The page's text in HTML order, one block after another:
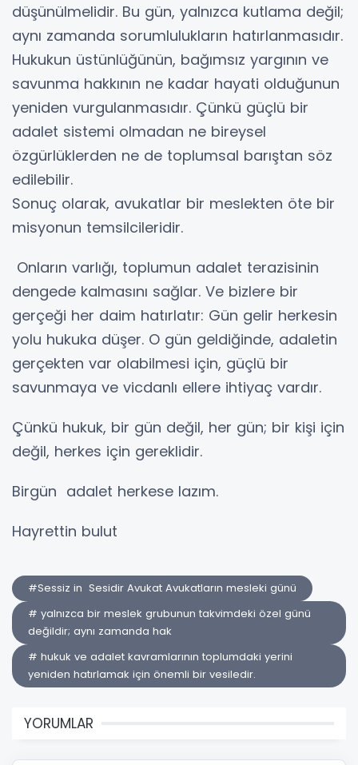
düşünülmelidir. Bu gün, yalnızca kutlama değil;
aynı zamanda sorumlulukların hatırlanmasıdır.
Hukukun üstünlüğünün, bağımsız yargının ve
savunma hakkının ne kadar hayati olduğunun
yeniden vurgulanmasıdır. Çünkü güçlü bir
adalet sistemi olmadan ne bireysel
özgürlüklerden ne de toplumsal barıştan söz
edilebilir.
Sonuç olarak, avukatlar bir meslekten öte bir
misyonun temsilcileridir.
Onların varlığı, toplumun adalet terazisinin
dengede kalmasını sağlar. Ve bizlere bir
gerçeği her daim hatırlatır: Gün gelir herkesin
yolu hukuka düşer. O gün geldiğinde, adaletin
gerçekten var olabilmesi için, güçlü bir
savunmaya ve vicdanlı ellere ihtiyaç vardır.
Çünkü hukuk, bir gün değil, her gün; bir kişi için
değil, herkes için gereklidir.
Birgün adalet herkese lazım.
Hayrettin bulut
#Sessiz in Sesidir Avukat Avukatların mesleki günü
# yalnızca bir meslek grubunun takvimdeki özel günü
değildir; aynı zamanda hak
# hukuk ve adalet kavramlarının toplumdaki yerini
yeniden hatırlamak için önemli bir vesiledir.
YORUMLAR